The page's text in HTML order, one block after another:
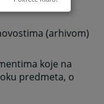
(arhivom)
koje na
predmeta, o